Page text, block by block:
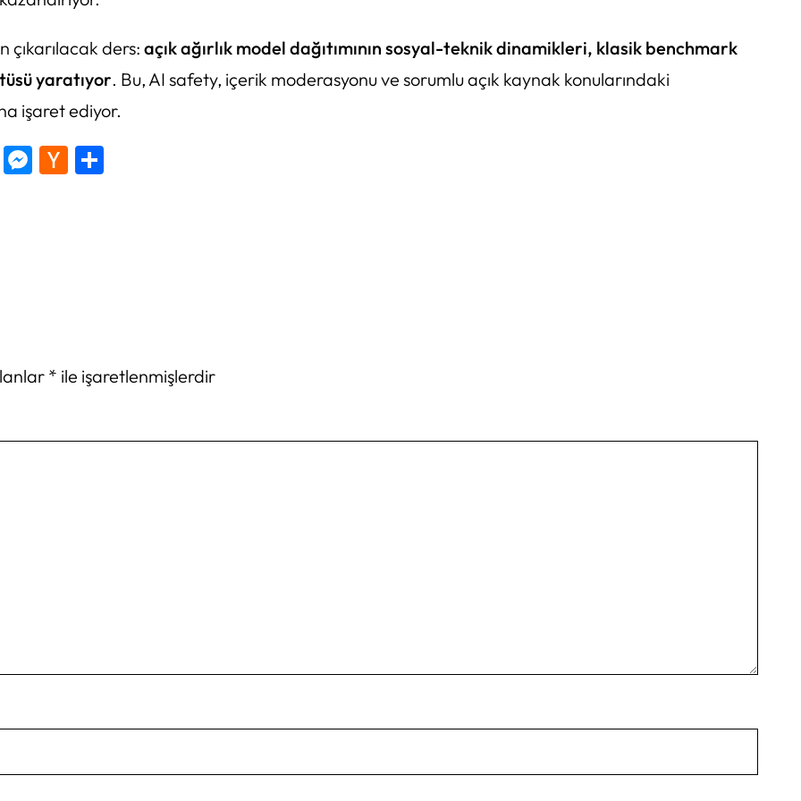
çıkarılacak ders: açık ağırlık model dağıtımının sosyal-teknik dinamikleri, klasik benchmark
yaratıyor. Bu, AI safety, içerik moderasyonu ve sorumlu açık kaynak konularındaki
işaret ediyor.
Messenger
Hacker
* ile işaretlenmişlerdir